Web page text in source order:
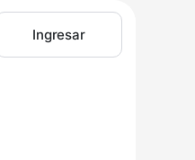
Ingresar